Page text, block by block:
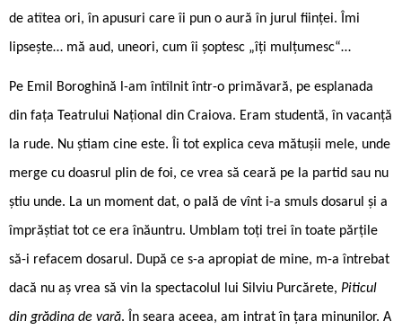
de atîtea ori, în apusuri care îi pun o aură în jurul ființei. Îmi
lipsește… mă aud, uneori, cum îi șoptesc „îți mulțumesc“…
Pe Emil Boroghină l-am întîlnit într-o primăvară, pe esplanada
din fața Teatrului Național din Craiova. Eram studentă, în vacanță
la rude. Nu știam cine este. Îi tot explica ceva mătușii mele, unde
merge cu doasrul plin de foi, ce vrea să ceară pe la partid sau nu
știu unde. La un moment dat, o pală de vînt i-a smuls dosarul și a
împrăștiat tot ce era înăuntru. Umblam toți trei în toate părțile
să-i refacem dosarul. După ce s-a apropiat de mine, m-a întrebat
dacă nu aș vrea să vin la spectacolul lui Silviu Purcărete, Piticul
din grădina de vară. În seara aceea, am intrat în țara minunilor. A